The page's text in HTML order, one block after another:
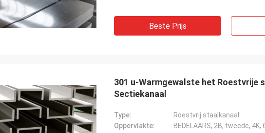
Beste Prijs
301 u-Warmgewalste het Roestvrije
Sectiekanaal
Type:
Roestvrij staalkanaal
Oppervlakte:
BEDELAARS, 2B, tweede, 4K,